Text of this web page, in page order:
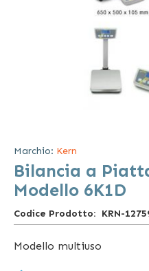
galleria
di
immagini
Marchio: Kern
Bilancia a
Modello 6K1D
Codice Prodotto KRN-
Modello multiuso